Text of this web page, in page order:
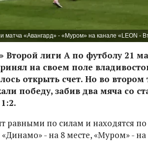
матча «Авангард» - «Муром» на канале «LEON -
Второй лиги А по футболу 21
на своем поле
открыть счет. Но во втором
победу, забив два мяча со
равными по силам и находятся по
- на 8 месте, «Муром» -